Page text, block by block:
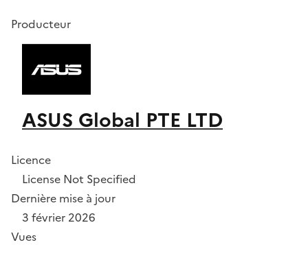
Producteur
ASUS Global PTE LTD
Licence
License Not Specified
Dernière mise à jour
3 février 2026
Vues